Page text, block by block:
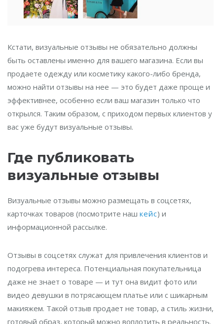
Кстати, визуальные отзывы не обязательно должны
быть оставлены именно для вашего магазина. Если вы
продаете одежду или косметику какого-либо бренда,
можно найти отзывы на нее — это будет даже проще и
эффективнее, особенно если ваш магазин только что
открылся. Таким образом, с приходом первых клиентов у
вас уже будут визуальные отзывы.
Где публиковать
визуальные отзывы
Визуальные отзывы можно размещать в соцсетях,
карточках товаров (посмотрите наш кейс) и
информационной рассылке.
Отзывы в соцсетях служат для привлечения клиентов и
подогрева интереса. Потенциальная покупательница
даже не знает о товаре — и тут она видит фото или
видео девушки в потрясающем платье или с шикарным
макияжем. Такой отзыв продает не товар, а стиль жизни,
готовый образ, который можно воплотить в реальность.